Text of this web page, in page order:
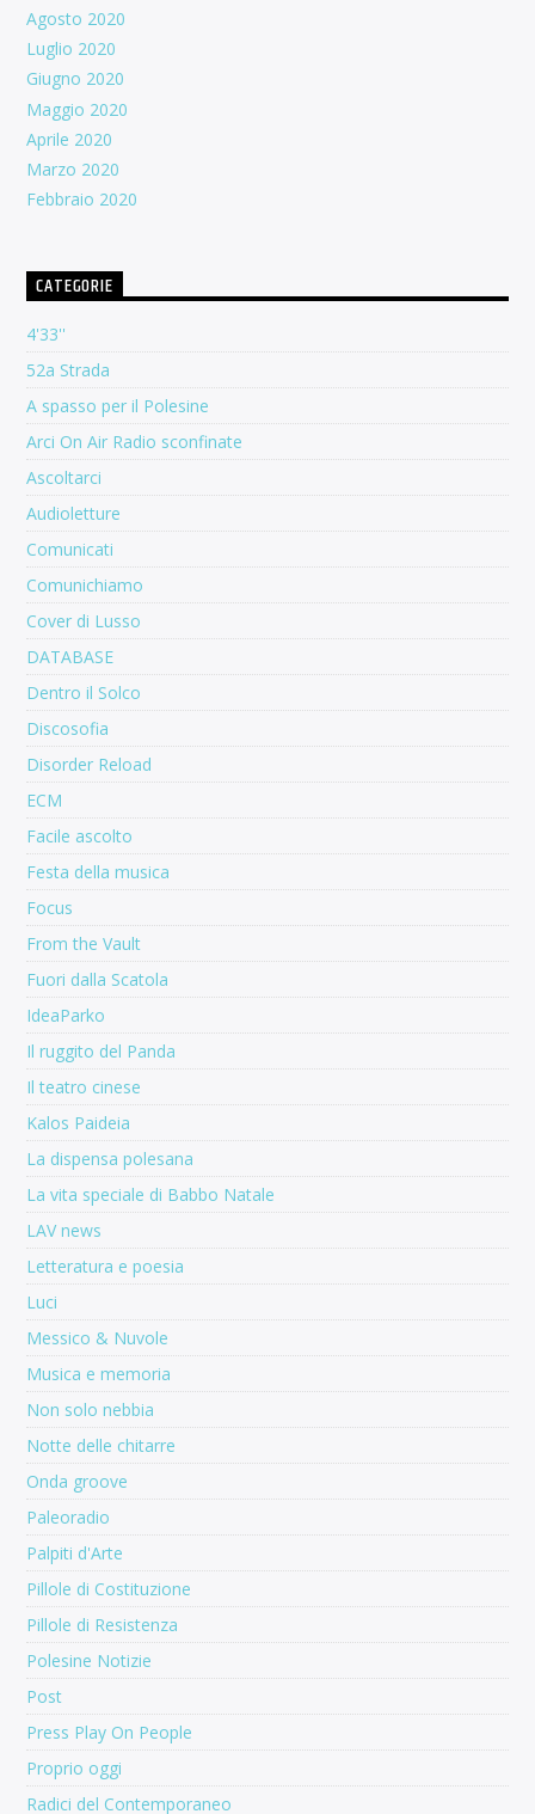
Agosto 2020
Luglio 2020
Giugno 2020
Maggio 2020
Aprile 2020
Marzo 2020
Febbraio 2020
CATEGORIE
4'33''
52a Strada
A spasso per il Polesine
Arci On Air Radio sconfinate
Ascoltarci
Audioletture
Comunicati
Comunichiamo
Cover di Lusso
DATABASE
Dentro il Solco
Discosofia
Disorder Reload
ECM
Facile ascolto
Festa della musica
Focus
From the Vault
Fuori dalla Scatola
IdeaParko
Il ruggito del Panda
Il teatro cinese
Kalos Paideia
La dispensa polesana
La vita speciale di Babbo Natale
LAV news
Letteratura e poesia
Luci
Messico & Nuvole
Musica e memoria
Non solo nebbia
Notte delle chitarre
Onda groove
Paleoradio
Palpiti d'Arte
Pillole di Costituzione
Pillole di Resistenza
Polesine Notizie
Post
Press Play On People
Proprio oggi
Radici del Contemporaneo